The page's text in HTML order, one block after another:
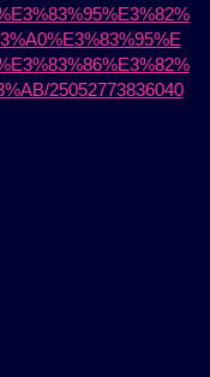
25052773836040